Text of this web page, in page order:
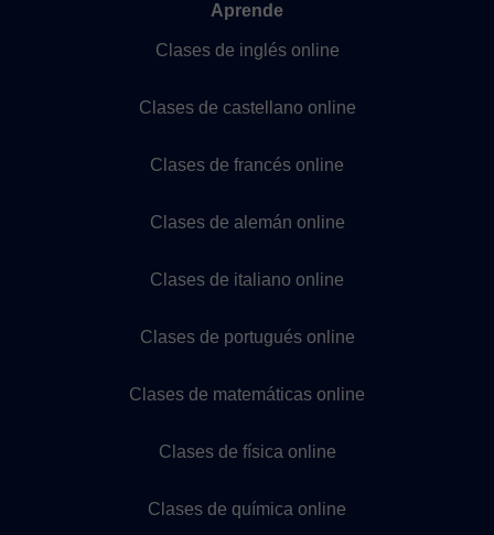
Aprende
Clases de inglés online
Clases de castellano online
Clases de francés online
Clases de alemán online
Clases de italiano online
Clases de portugués online
Clases de matemáticas online
Clases de física online
Clases de química online